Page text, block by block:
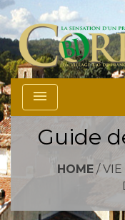
menu
Guide
HOME/ VIE